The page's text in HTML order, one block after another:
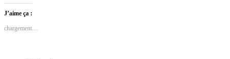
J’aime ça :
chargement…